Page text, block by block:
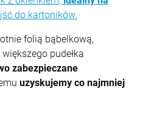
do kartoników.
folią bąbelkową,
pudełka
zabezpieczane
uzyskujemy co najmniej